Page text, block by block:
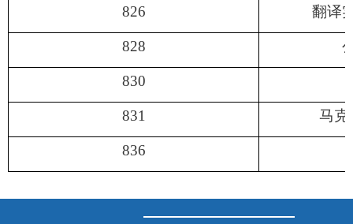
826 翻译
828
830
831 马克
836